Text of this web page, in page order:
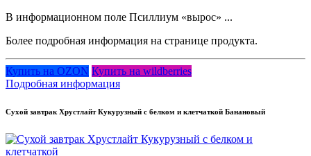
В информационном поле Псиллиум «вырос» ...
Более подробная информация на странице продукта.
Купить на OZON Купить на wildberries
Подробная информация
Сухой завтрак Хрустлайт Кукурузный с белком и клетчаткой Банановый